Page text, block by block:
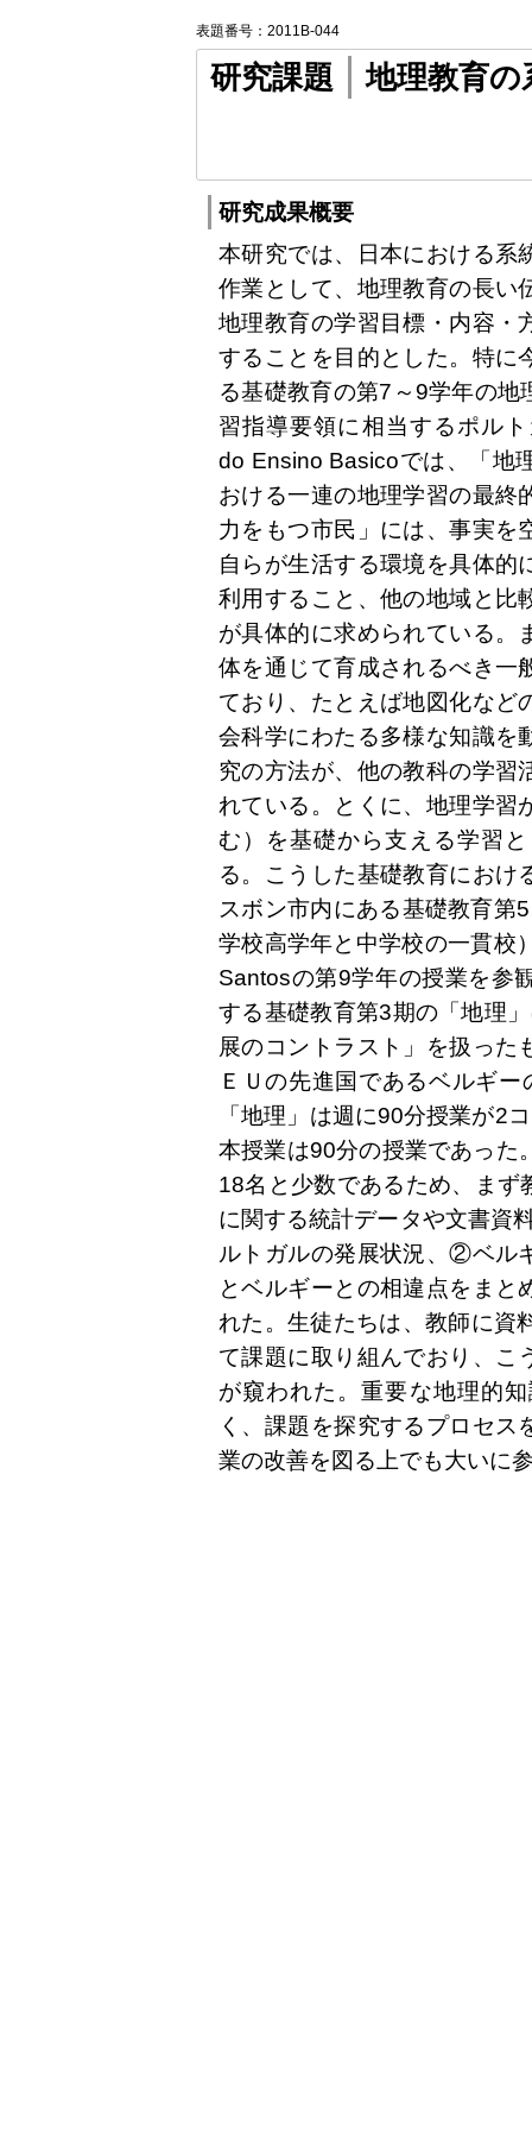
表題番号：2011B-044
研究課題 地理教育の
研究成果概要
本研究では、日本における系
作業として、地理教育の長い
地理教育の学習目標・内容・
することを目的とした。特に
る基礎教育の第7～9学年の
習指導要領に相当するポル
do Ensino Basicoでは、「地
おける一連の地理学習の最終
力をもつ市民」には、事実を
自らが生活する環境を具体的
利用すること、他の地域と比
が具体的に求められている。
体を通じて育成されるべき一
ており、たとえば地図化など
会科学にわたる多様な知識を
究の方法が、他の教科の学習
れている。とくに、地理学習
む）を基礎から支える学習
る。こうした基礎教育におけ
スボン市内にある基礎教育第
学校高学年と中学校の一貫校
Santosの第9学年の授業を参
する基礎教育第3期の「地理
展のコントラスト」を扱った
ＥＵの先進国であるベルギ
「地理」は週に90分授業が2
本授業は90分の授業であった
18名と少数であるため、まず
に関する統計データや文書資
ルトガルの発展状況、②ベル
とベルギーとの相違点をまと
れた。生徒たちは、教師に資
て課題に取り組んでおり、こ
が窺われた。重要な地理的
く、課題を探究するプロセ
業の改善を図る上でも大いに